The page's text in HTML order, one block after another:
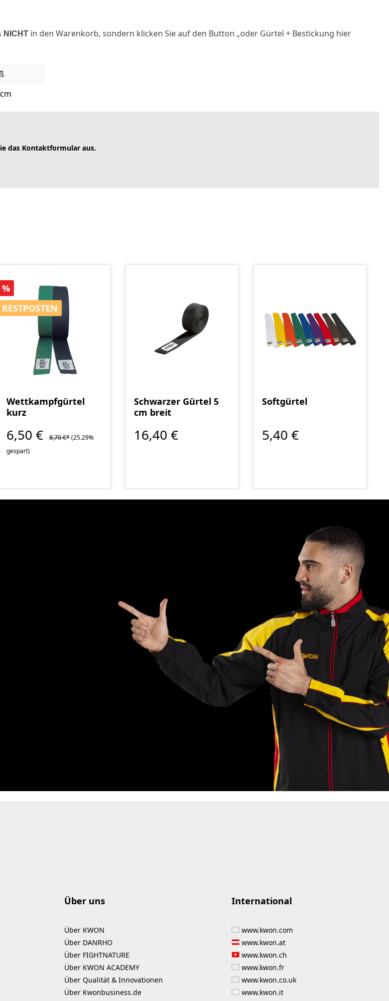
NICHT in den Warenkorb, sondern klicken Sie auf den Button „oder Gürtel + Bestickung hier
das Kontaktformular aus.
Rabatt
%
RESTPOSTEN
RESTPOSTEN
Wettkampfgürtel
kurz
6,50 € 8,70 €* (25.29%
gespart)
Schwarzer Gürtel 5
cm breit
16,40 €
Softgürtel
5,40 €
Über uns
Über KWON
Über DANRHO
Über FIGHTNATURE
Über KWON ACADEMY
Über Qualität & Innovationen
Über Kwonbusiness.de
International
www.kwon.com
www.kwon.at
www.kwon.ch
www.kwon.fr
www.kwon.co.uk
www.kwon.it